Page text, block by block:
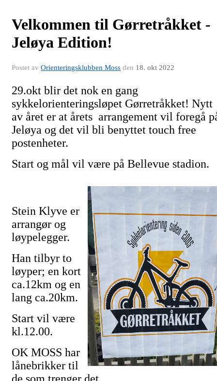
Velkommen til Gørretråkket -
Jeløya Edition!
Postet av Orienteringsklubben Moss den 18. okt 2022
29.okt blir det nok en gang
sykkelorienteringsløpet Gørretråkket! Nytt
av året er at årets arrangement vil foregå
Jeløya og det vil bli benyttet touch free
postenheter.
Start og mål vil være på Bellevue
Stein Klyve er
arrangør og
løypelegger.
Han tilbyr to
løyper; en kort
ca.12km og en
lang ca.20km.
Start vil være
kl.12.00.
OK MOSS har
lånebrikker til